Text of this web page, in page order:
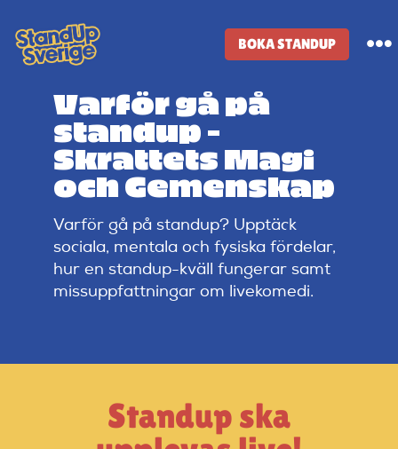
to
content
BOKA STANDUP
Standup-butik
Komiker
Lineup
Tidigare lineup
Varför gå på
standup –
Skrattets Magi
och Gemenskap
Varför gå på standup? Upptäck
sociala, mentala och fysiska fördelar,
hur en standup-kväll fungerar samt
missuppfattningar om livekomedi.
Standup ska